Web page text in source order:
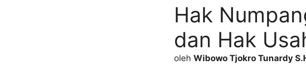
Hak
dan Hak
oleh Wibowo Tjokro Tunardy